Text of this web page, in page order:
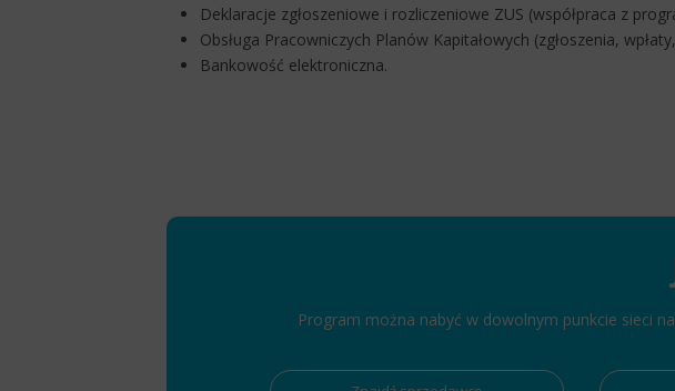
Deklaracje zgłoszeniowe i rozliczeniowe ZUS (współpraca z
Obsługa Pracowniczych Planów Kapitałowych (zgłoszenia,
Bankowość elektroniczna.
Program można nabyć w dowolnym punkcie sieci